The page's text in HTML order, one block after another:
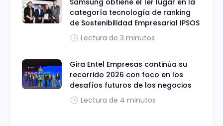
Samsung obtiene el 1er lugar en la
categoría tecnología de ranking
de Sostenibilidad Empresarial IPSOS
Lectura de 3 minutos
Gira Entel Empresas continúa su
recorrido 2026 con foco en los
desafíos futuros de los negocios
Lectura de 4 minutos